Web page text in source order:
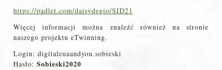
https://padlet.com/daisydegio/SID21
Więcej informacji można znaleźć również na stronie
naszego projektu eTwinning.
Login: digitaleuaandyou.sobieski
Hasło: Sobieski2020